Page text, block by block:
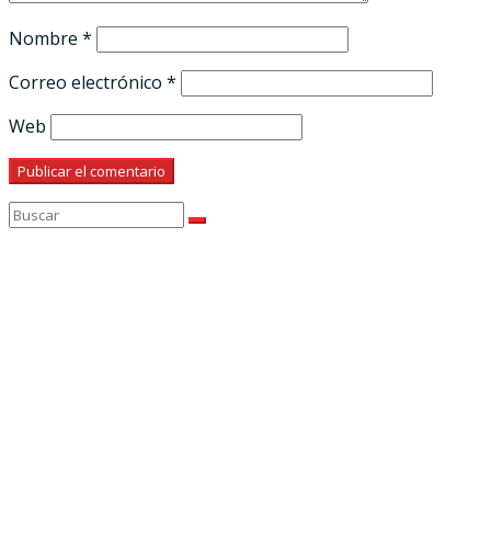
Nombre *
Correo electrónico *
Web